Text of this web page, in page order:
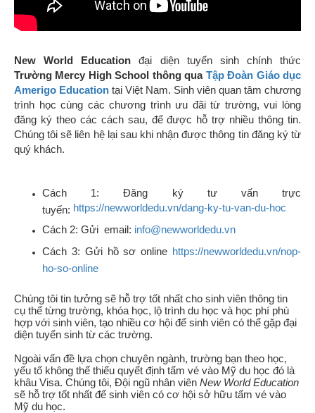
New World Education
đại diện tuyển sinh chính thức
Trường Mercy High School thông qua Tập Đoàn Giáo dục
Amerigo Education tại Việt Nam. Sinh viên quan tâm chương
trình học cùng các chương trình ưu đãi từ trường, vui lòng
đăng ký theo các cách sau, để được hỗ trợ nhiều thông tin.
Chúng tôi sẽ liên hệ lại sau khi nhận được thông tin đăng ký từ
quý khách.
Cách 1: Đăng ký tư vấn trực
tuyến: https://newworldedu.vn/dang-ky-tu-van-du-hoc
Cách 2: Gửi email: info@newworldedu.vn
Cách 3: Gửi hồ sơ online https://newworldedu.vn/nop-
ho-so-online
Chúng tôi tin tưởng sẽ hỗ trợ tốt nhất cho sinh viên thông tin
cụ thể từng trường, khóa học, lộ trình du học và học phí phù
hợp với sinh viên, tạo nhiều cơ hội để sinh viên có thể gặp đại
diện tuyển sinh từ các trường.
Ngoài vấn đề lựa chọn chuyên ngành, trường bạn theo học,
yếu tố không thể thiếu quyết định tấm vé vào Mỹ du học đó là
khâu Visa. Chúng tôi, Đội ngũ nhân viên New World Education
sẽ hỗ trợ tốt nhất để sinh viên có cơ hội sở hữu tấm vé vào
Mỹ du học.